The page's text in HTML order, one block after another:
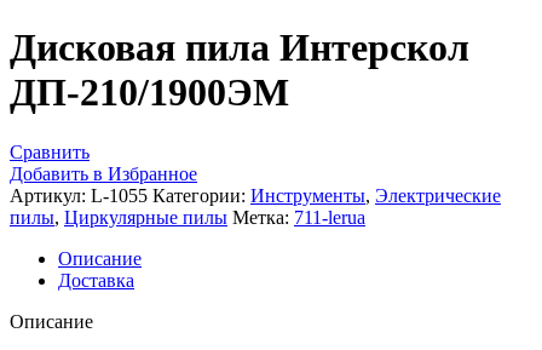
Дисковая пила Интерскол
ДП-210/1900ЭМ
Сравнить
Добавить в Избранное
Артикул: L-1055 Категории: Инструменты, Электрические
пилы, Циркулярные пилы Метка: 711-lerua
Описание
Доставка
Описание